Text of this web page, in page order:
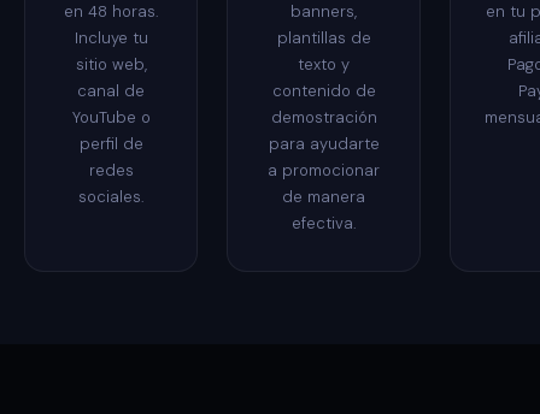
en 48 horas.
Incluye tu
sitio web,
canal de
YouTube o
perfil de
redes
sociales.
banners,
plantillas de
texto y
contenido de
demostración
para ayudarte
a promocionar
de manera
efectiva.
en tu